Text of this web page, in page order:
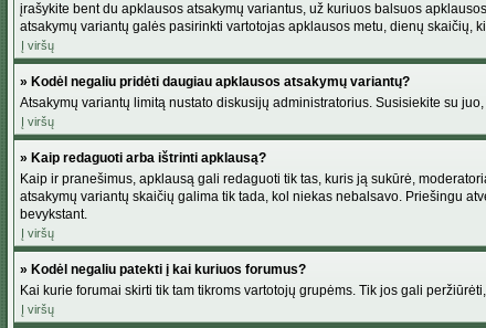
įrašykite bent du apklausos atsakymų variantus, už kuriuos balsuos
atsakymų variantų galės pasirinkti vartotojas apklausos metu, dienų
Į viršų
» Kodėl negaliu pridėti daugiau apklausos atsakymų variantų?
Atsakymų variantų limitą nustato diskusijų administratorius. Susisiekite su
Į viršų
» Kaip redaguoti arba ištrinti apklausą?
Kaip ir pranešimus, apklausą gali redaguoti tik tas, kuris ją sukūrė,
atsakymų variantų skaičių galima tik tada, kol niekas nebalsavo. Priešingu
bevykstant.
Į viršų
» Kodėl negaliu patekti į kai kuriuos forumus?
Kai kurie forumai skirti tik tam tikroms vartotojų grupėms. Tik jos gali
Į viršų